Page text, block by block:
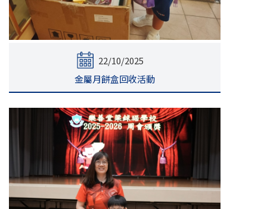
22/10/2025
金屬月餅盒回收活動